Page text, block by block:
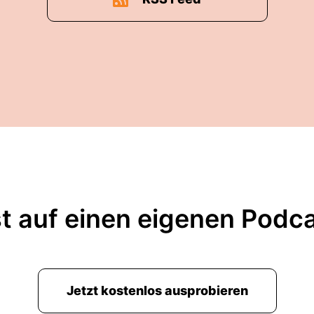
auf einen eigenen
Jetzt kostenlos ausprobieren